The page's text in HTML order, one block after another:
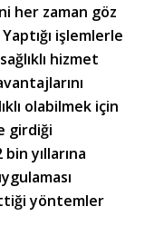
her zaman göz
işlemlerle
hizmet
olabilmek için
girdiği
yıllarına
yöntemler